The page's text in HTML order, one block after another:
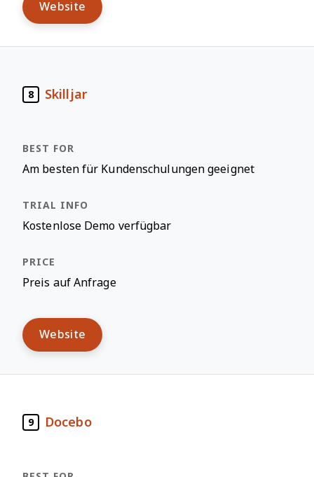
Website
8 Skilljar
Am besten für Kundenschulungen geeignet
Kostenlose Demo verfügbar
Preis auf Anfrage
Website
9 Docebo